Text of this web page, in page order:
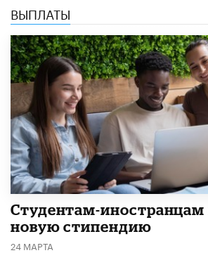
ВЫПЛАТЫ
Студентам-
новую стипендию
24 МАРТА